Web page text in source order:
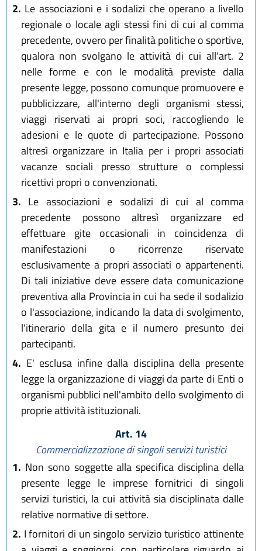
2. Le associazioni e i sodalizi che operano a livello
regionale o locale agli stessi fini di cui al comma
precedente, ovvero per finalità politiche o sportive,
qualora non svolgano le attività di cui all'art. 2
nelle forme e con le modalità previste dalla
presente legge, possono comunque promuovere e
pubblicizzare, all'interno degli organismi stessi,
viaggi riservati ai propri soci, raccogliendo le
adesioni e le quote di partecipazione. Possono
altresì organizzare in Italia per i propri associati
vacanze sociali presso strutture o complessi
ricettivi propri o convenzionati.
3. Le associazioni e sodalizi di cui al comma
precedente possono altresì organizzare ed
effettuare gite occasionali in coincidenza di
manifestazioni o ricorrenze riservate
esclusivamente a propri associati o appartenenti.
Di tali iniziative deve essere data comunicazione
preventiva alla Provincia in cui ha sede il sodalizio
o l'associazione, indicando la data di svolgimento,
l'itinerario della gita e il numero presunto dei
partecipanti.
4. E' esclusa infine dalla disciplina della presente
legge la organizzazione di viaggi da parte di Enti o
organismi pubblici nell'ambito dello svolgimento di
proprie attività istituzionali.
Art. 14
Commercializzazione di singoli servizi turistici
1. Non sono soggette alla specifica disciplina della
presente legge le imprese fornitrici di singoli
servizi turistici, la cui attività sia disciplinata dalle
relative normative di settore.
2. I fornitori di un singolo servizio turistico attinente